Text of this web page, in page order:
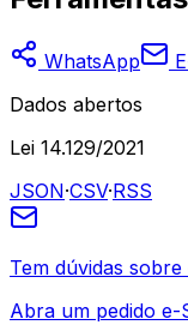
WhatsApp
Dados abertos
Lei 14.129/2021
JSON·CSV·RSS
Tem dúvidas
Abra um pedido